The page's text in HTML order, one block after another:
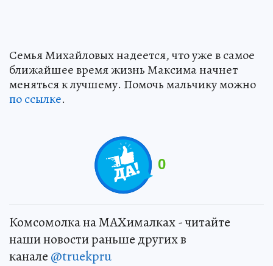
Семья Михайловых надеется, что уже в самое
ближайшее время жизнь Максима начнет
меняться к лучшему. Помочь мальчику можно
по ссылке.
0
Комсомолка на MAXималках - читайте
наши новости раньше других в
канале @truekpru